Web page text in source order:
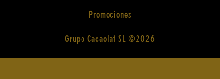
EN
Promociones
Grupo Cacaolat SL ©2026